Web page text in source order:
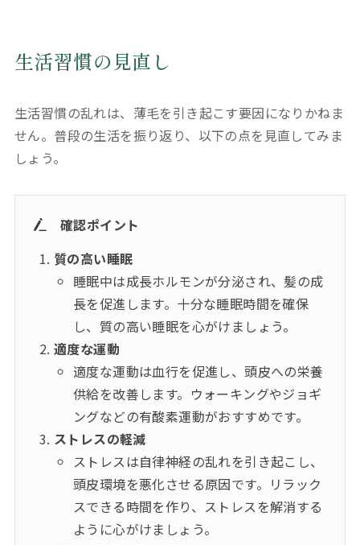
生活習慣の見直し
生活習慣の乱れは、薄毛を引き起こす要因になりかねま
せん。普段の生活を振り返り、以下の点を見直してみま
しょう。
確認ポイント
質の高い睡眠
睡眠中は成長ホルモンが分泌され、髪の成
長を促進します。十分な睡眠時間を確保
し、質の高い睡眠を心がけましょう。
適度な運動
適度な運動は血行を促進し、頭皮への栄養
供給を改善します。ウォーキングやジョギ
ングなどの有酸素運動がおすすめです。
ストレスの軽減
ストレスは自律神経の乱れを引き起こし、
頭皮環境を悪化させる原因です。リラック
スできる時間を作り、ストレスを解消する
ように心がけましょう。